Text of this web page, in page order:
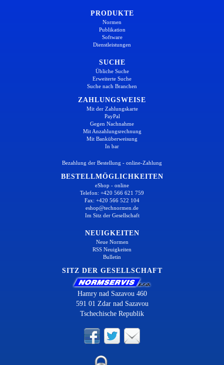
PRODUKTE
Normen
Publikation
Software
Dienstleistungen
SUCHE
Übliche Suche
Erweiterte Suche
Suche nach Branchen
ZAHLUNGSWEISE
Mit der Zahlungskarte
PayPal
Gegen Nachnahme
Mit Anzahlungsrechnung
Mit Banküberweisung
In bar
Bezahlung der Bestellung - online-Zahlung
BESTELLMÖGLICHKEITEN
eShop - online
Telefon: +420 566 621 759
Fax: +420 566 522 104
eshop@technormen.de
Im Sitz der Gesellschaft
NEUIGKEITEN
Neue Normen
RSS Neuigkeiten
Bulletin
SITZ DER GESELLSCHAFT
Hamry nad Sazavou 460
591 01 Zdar nad Sazavou
Tschechische Republik